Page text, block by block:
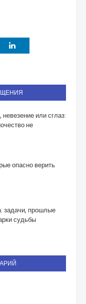
или сглаз:
не
опасно верить
задачи, прошлые
судьбы